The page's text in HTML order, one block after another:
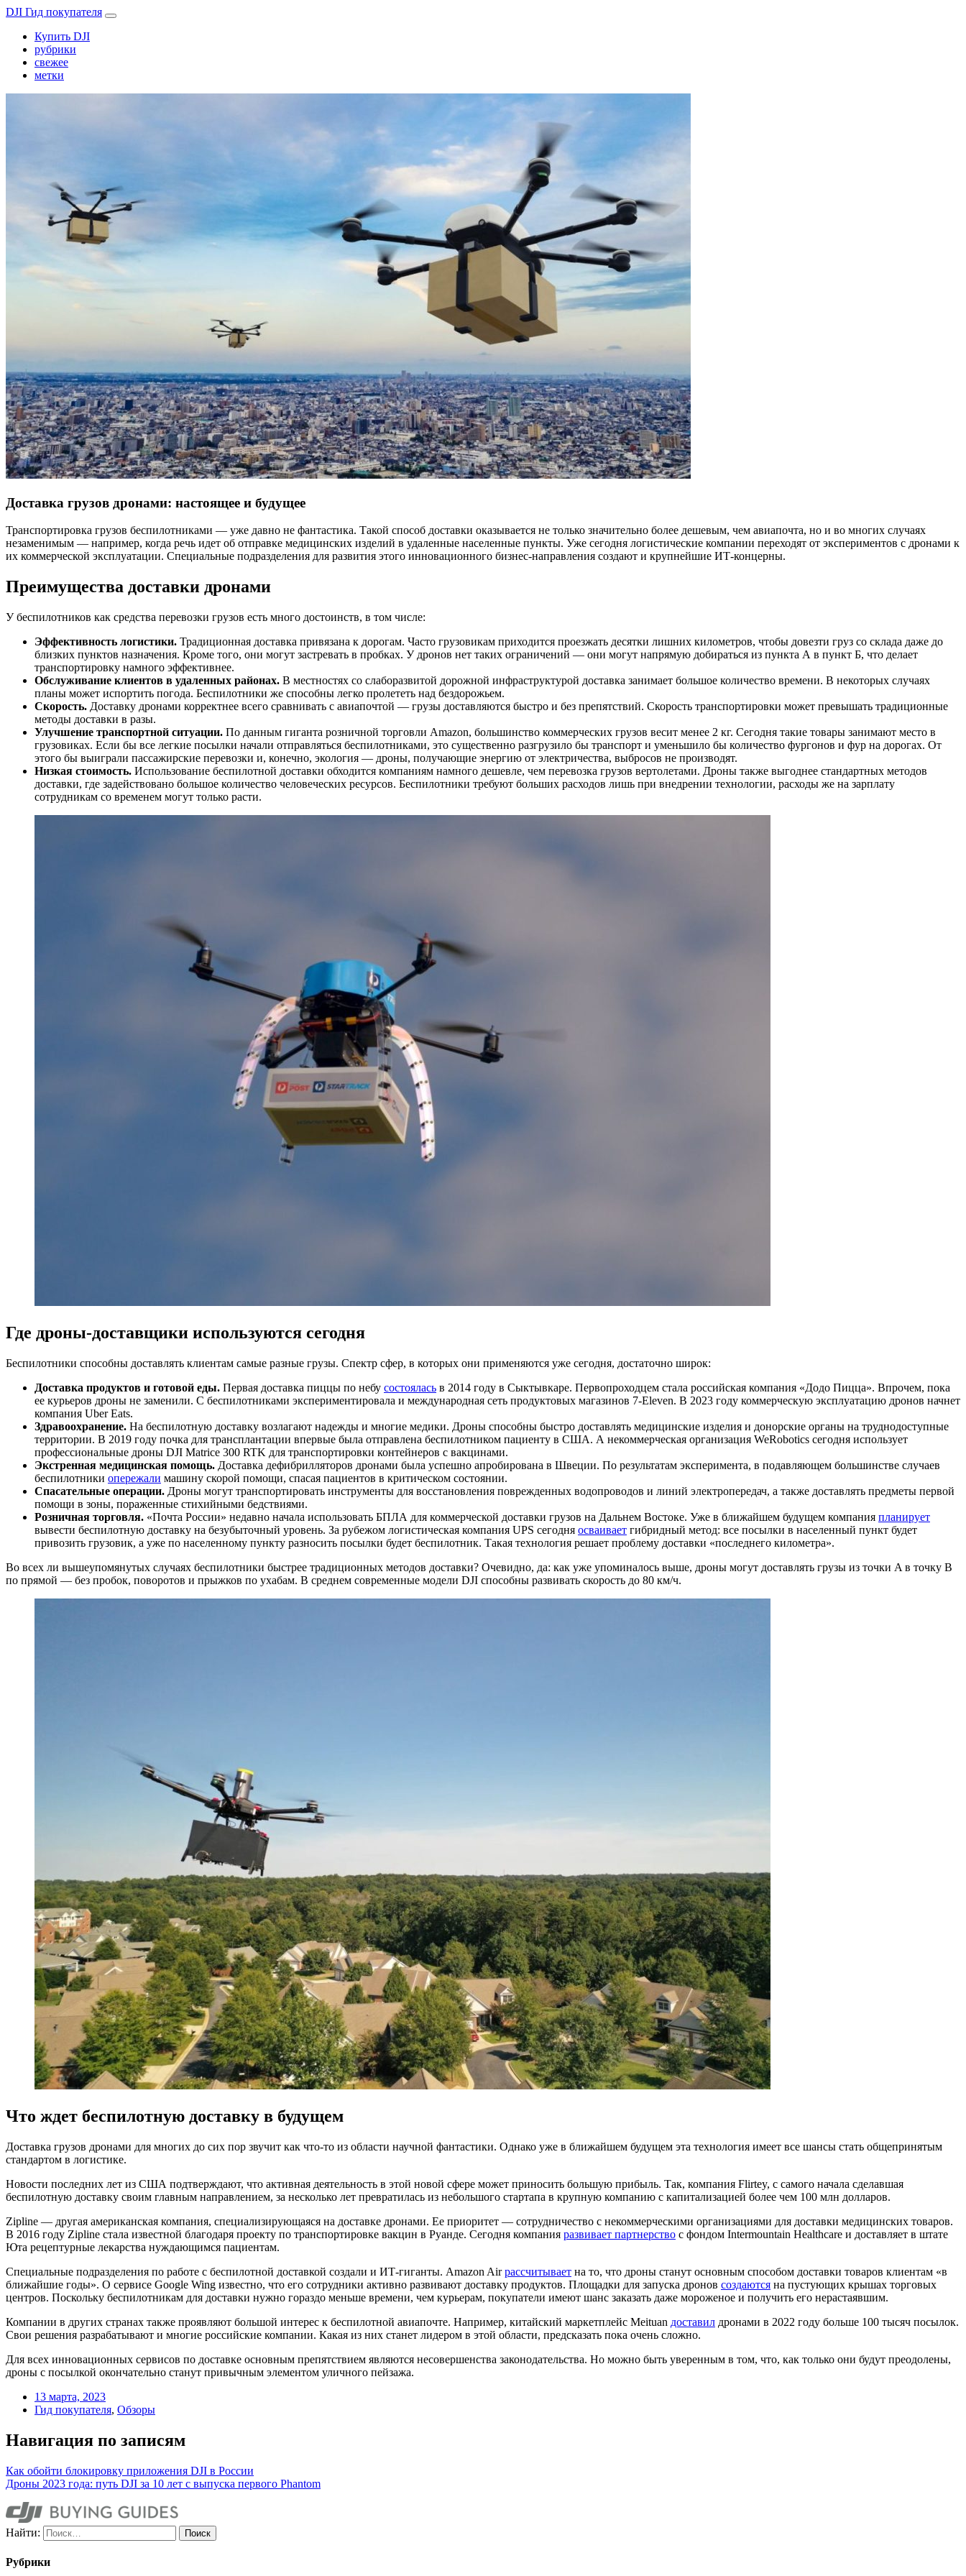
DJI Гид покупателя
Купить DJI
рубрики
свежее
метки
Доставка грузов дронами: настоящее и будущее
Транспортировка грузов беспилотниками — уже давно не фантастика. Такой способ доставки оказывается не только значительно более дешевым, чем авиапочта, но и во многих случаях
незаменимым — например, когда речь идет об отправке медицинских изделий в удаленные населенные пункты. Уже сегодня логистические компании переходят от экспериментов с дронами к
их коммерческой эксплуатации. Специальные подразделения для развития этого инновационного бизнес-направления создают и крупнейшие ИТ-концерны.
Преимущества доставки дронами
У беспилотников как средства перевозки грузов есть много достоинств, в том числе:
Эффективность логистики. Традиционная доставка привязана к дорогам. Часто грузовикам приходится проезжать десятки лишних километров, чтобы довезти груз со склада даже до
близких пунктов назначения. Кроме того, они могут застревать в пробках. У дронов нет таких ограничений — они могут напрямую добираться из пункта А в пункт Б, что делает
транспортировку намного эффективнее.
Обслуживание клиентов в удаленных районах. В местностях со слаборазвитой дорожной инфраструктурой доставка занимает большое количество времени. В некоторых случаях
планы может испортить погода. Беспилотники же способны легко пролететь над бездорожьем.
Скорость. Доставку дронами корректнее всего сравнивать с авиапочтой — грузы доставляются быстро и без препятствий. Скорость транспортировки может превышать традиционные
методы доставки в разы.
Улучшение транспортной ситуации. По данным гиганта розничной торговли Amazon, большинство коммерческих грузов весит менее 2 кг. Сегодня такие товары занимают место в
грузовиках. Если бы все легкие посылки начали отправляться беспилотниками, это существенно разгрузило бы транспорт и уменьшило бы количество фургонов и фур на дорогах. От
этого бы выиграли пассажирские перевозки и, конечно, экология — дроны, получающие энергию от электричества, выбросов не производят.
Низкая стоимость. Использование беспилотной доставки обходится компаниям намного дешевле, чем перевозка грузов вертолетами. Дроны также выгоднее стандартных методов
доставки, где задействовано большое количество человеческих ресурсов. Беспилотники требуют больших расходов лишь при внедрении технологии, расходы же на зарплату
сотрудникам со временем могут только расти.
Где дроны-доставщики используются сегодня
Беспилотники способны доставлять клиентам самые разные грузы. Спектр сфер, в которых они применяются уже сегодня, достаточно широк:
Доставка продуктов и готовой еды. Первая доставка пиццы по небу состоялась в 2014 году в Сыктывкаре. Первопроходцем стала российская компания «Додо Пицца». Впрочем, пока
ее курьеров дроны не заменили. С беспилотниками экспериментировала и международная сеть продуктовых магазинов 7-Eleven. В 2023 году коммерческую эксплуатацию дронов начнет
компания Uber Eats.
Здравоохранение. На беспилотную доставку возлагают надежды и многие медики. Дроны способны быстро доставлять медицинские изделия и донорские органы на труднодоступные
территории. В 2019 году почка для трансплантации впервые была отправлена беспилотником пациенту в США. А некоммерческая организация WeRobotics сегодня использует
профессиональные дроны DJI Matrice 300 RTK для транспортировки контейнеров с вакцинами.
Экстренная медицинская помощь. Доставка дефибрилляторов дронами была успешно апробирована в Швеции. По результатам эксперимента, в подавляющем большинстве случаев
беспилотники опережали машину скорой помощи, спасая пациентов в критическом состоянии.
Спасательные операции. Дроны могут транспортировать инструменты для восстановления поврежденных водопроводов и линий электропередач, а также доставлять предметы первой
помощи в зоны, пораженные стихийными бедствиями.
Розничная торговля. «Почта России» недавно начала использовать БПЛА для коммерческой доставки грузов на Дальнем Востоке. Уже в ближайшем будущем компания планирует
вывести беспилотную доставку на безубыточный уровень. За рубежом логистическая компания UPS сегодня осваивает гибридный метод: все посылки в населенный пункт будет
привозить грузовик, а уже по населенному пункту разносить посылки будет беспилотник. Такая технология решает проблему доставки «последнего километра».
Во всех ли вышеупомянутых случаях беспилотники быстрее традиционных методов доставки? Очевидно, да: как уже упоминалось выше, дроны могут доставлять грузы из точки A в точку B
по прямой — без пробок, поворотов и прыжков по ухабам. В среднем современные модели DJI способны развивать скорость до 80 км/ч.
Что ждет беспилотную доставку в будущем
Доставка грузов дронами для многих до сих пор звучит как что-то из области научной фантастики. Однако уже в ближайшем будущем эта технология имеет все шансы стать общепринятым
стандартом в логистике.
Новости последних лет из США подтверждают, что активная деятельность в этой новой сфере может приносить большую прибыль. Так, компания Flirtey, с самого начала сделавшая
беспилотную доставку своим главным направлением, за несколько лет превратилась из небольшого стартапа в крупную компанию с капитализацией более чем 100 млн долларов.
Zipline — другая американская компания, специализирующаяся на доставке дронами. Ее приоритет — сотрудничество с некоммерческими организациями для доставки медицинских товаров.
В 2016 году Zipline стала известной благодаря проекту по транспортировке вакцин в Руанде. Сегодня компания развивает партнерство с фондом Intermountain Healthcare и доставляет в штате
Юта рецептурные лекарства нуждающимся пациентам.
Специальные подразделения по работе с беспилотной доставкой создали и ИТ-гиганты. Amazon Airрассчитывает на то, что дроны станут основным способом доставки товаров клиентам «в
ближайшие годы». О сервисе Google Wing известно, что его сотрудники активно развивают доставку продуктов. Площадки для запуска дронов создаются на пустующих крышах торговых
центров. Поскольку беспилотникам для доставки нужно гораздо меньше времени, чем курьерам, покупатели имеют шанс заказать даже мороженое и получить его нерастаявшим.
Компании в других странах также проявляют большой интерес к беспилотной авиапочте. Например, китайский маркетплейс Meituan доставил дронами в 2022 году больше 100 тысяч посылок.
Свои решения разрабатывают и многие российские компании. Какая из них станет лидером в этой области, предсказать пока очень сложно.
Для всех инновационных сервисов по доставке основным препятствием являются несовершенства законодательства. Но можно быть уверенным в том, что, как только они будут преодолены,
дроны с посылкой окончательно станут привычным элементом уличного пейзажа.
13 марта, 2023
Гид покупателя, Обзоры
Навигация по записям
Как обойти блокировку приложения DJI в России
Дроны 2023 года: путь DJI за 10 лет с выпуска первого Phantom
Найти:
Рубрики